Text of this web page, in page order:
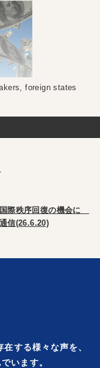
foreign states
際秩序回復の機会に
信(26.6.20)
する様々な声を、
います。